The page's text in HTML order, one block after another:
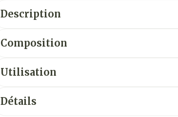
Description
Composition
Utilisation
Détails